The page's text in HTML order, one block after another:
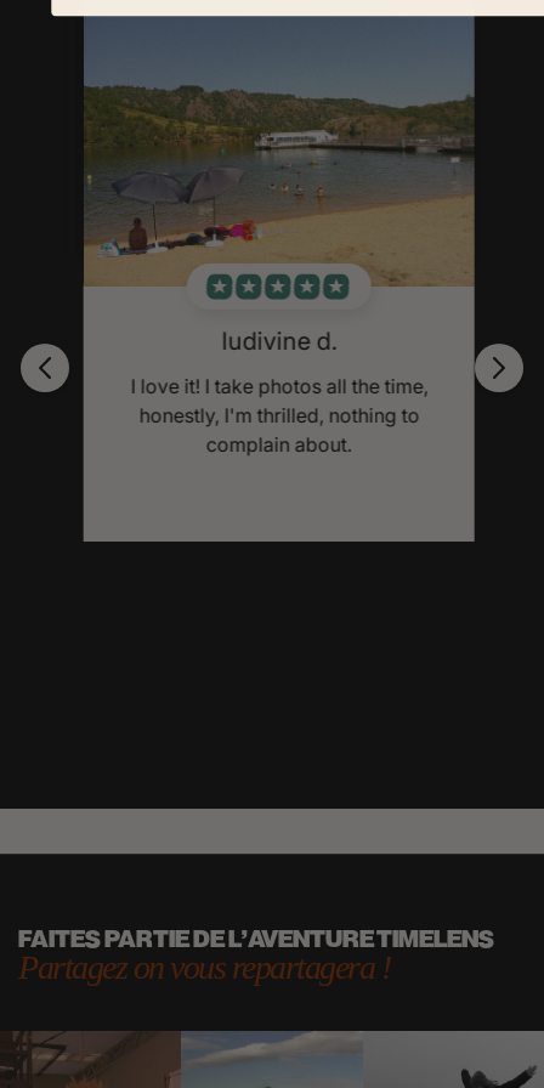
ludivine d.
I love it! I take photos all the time,
honestly, I'm thrilled, nothing to
complain about.
FAITES PARTIE DE L'AVENTURE TIMELENS
Partagez on vous repartagera !